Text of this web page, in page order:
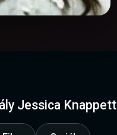
Jessica Knappett